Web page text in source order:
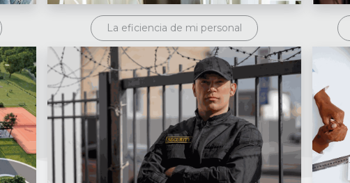
La eficiencia de mi personal